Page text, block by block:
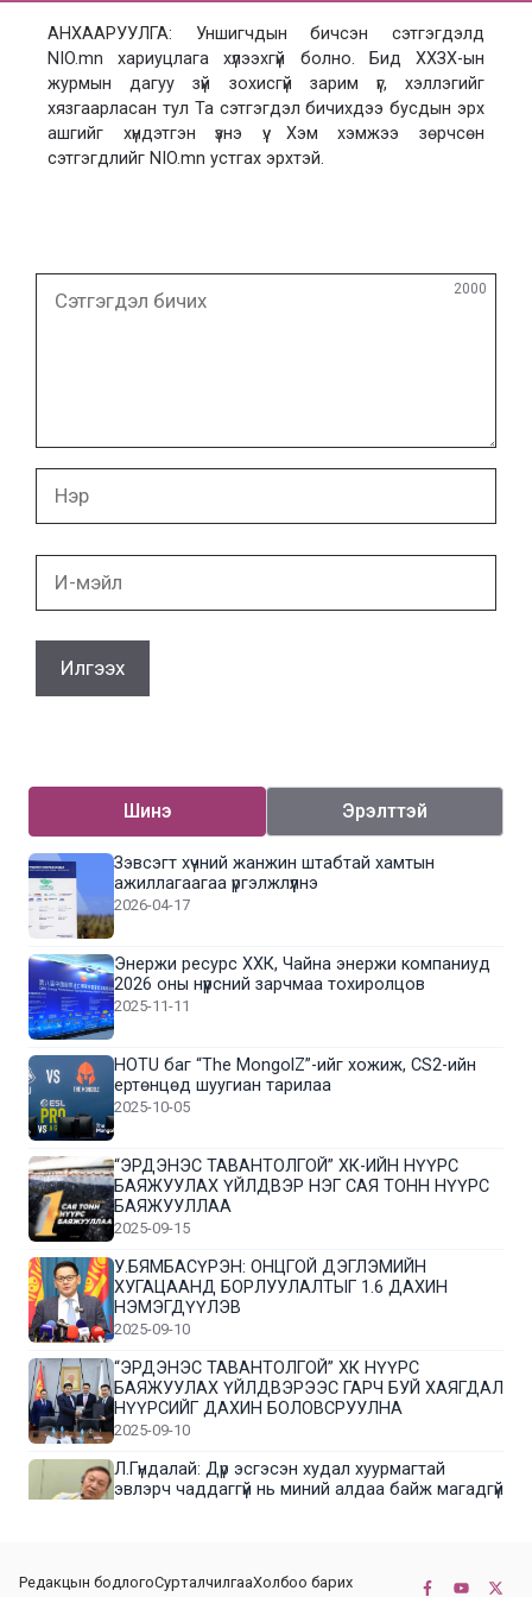
АНХААРУУЛГА: Уншигчдын бичсэн сэтгэгдэлд
NIO.mn хариуцлага хүлээхгүй болно. Бид ХХЗХ-ын
журмын дагуу зүй зохисгүй зарим үг, хэллэгийг
хязгаарласан тул Та сэтгэгдэл бичихдээ бусдын эрх
ашгийг хүндэтгэн үзнэ үү. Хэм хэмжээ зөрчсөн
сэтгэгдлийг NIO.mn устгах эрхтэй.
2000
мэйл
Шинэ Эрэлттэй
Зэвсэгт хүчний жанжин штабтай хамтын
ажиллагаагаа үргэлжлүүлнэ
2026-04-17
Энержи ресурс ХХК, Чайна энержи компаниуд
2026 оны нүүрсний зарчмаа тохиролцов
2025-11-11
HOTU баг “The MongolZ”-ийг хожиж, CS2-ийн
ертөнцөд шуугиан тарилаа
2025-10-05
“ЭРДЭНЭС ТАВАНТОЛГОЙ” ХК-ИЙН НҮҮРС
БАЯЖУУЛАХ ҮЙЛДВЭР НЭГ САЯ ТОНН НҮҮРС
БАЯЖУУЛЛАА
2025-09-15
У.БЯМБАСҮРЭН: ОНЦГОЙ ДЭГЛЭМИЙН
ХУГАЦААНД БОРЛУУЛАЛТЫГ 1.6 ДАХИН
НЭМЭГДҮҮЛЭВ
2025-09-10
“ЭРДЭНЭС ТАВАНТОЛГОЙ” ХК НҮҮРС
БАЯЖУУЛАХ ҮЙЛДВЭРЭЭС ГАРЧ БУЙ ХАЯГДАЛ
НҮҮРСИЙГ ДАХИН БОЛОВСРУУЛНА
2025-09-10
Л.Гүндалай: Дүр эсгэсэн худал хуурмагтай
эвлэрч чаддаггүй нь миний алдаа байж магадгүй
БАГИЙН ИРГЭДИЙН ТӨЛӨӨЛӨЛ НҮҮРС
Редакцын бодлогоСурталчилгааХолбоо барих